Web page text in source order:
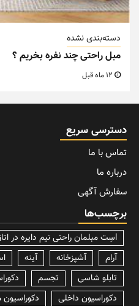
دسته‌بندی نشده
مبل راحتی چند نفره بخریم ؟
دسترسی سریع
تماس با ما
درباره ما
سفارش آگهی
برچسب‌ها
lسِت مبلمان راحتی نیم دایره در اتاق نشیمن و پذیرایی
آرام
آشپزخانه آینه
تابلو شاسی
تجسم
دکوراسیون داخلی